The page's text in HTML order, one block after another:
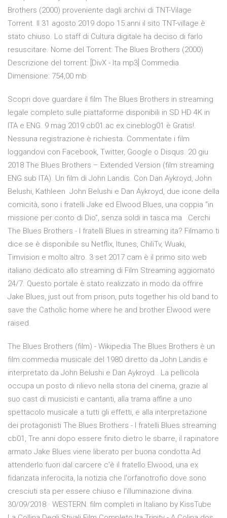
Brothers (2000) proveniente dagli archivi di TNT-Vilage
Torrent. Il 31 agosto 2019 dopo 15 anni il sito TNT-village è
stato chiuso. Lo staff di Cultura digitale ha deciso di farlo
resuscitare. Nome del Torrent: The Blues Brothers (2000)
Descrizione del torrent: [DivX - Ita mp3] Commedia.
Dimensione: 754,00 mb
Scopri dove guardare il film The Blues Brothers in streaming
legale completo sulle piattaforme disponibili in SD HD 4K in
ITA e ENG. 9 mag 2019 cb01.ac ex cineblog01 è Gratis!.
Nessuna registrazione è richiesta. Commentate i film
loggandovi con Facebook, Twitter, Google o Disqus. 20 giu
2018 The Blues Brothers – Extended Version (film streaming
ENG sub ITA). Un film di John Landis. Con Dan Aykroyd, John
Belushi, Kathleen John Belushi e Dan Aykroyd, due icone della
comicità, sono i fratelli Jake ed Elwood Blues, una coppia “in
missione per conto di Dio”, senza soldi in tasca ma Cerchi
The Blues Brothers - I fratelli Blues in streaming ita? Filmamo ti
dice se è disponibile su Netflix, Itunes, ChiliTv, Wuaki,
Timvision e molto altro. 3 set 2017 cam è il primo sito web
italiano dedicato allo streaming di Film Streaming aggiornato
24/7. Questo portale è stato realizzato in modo da offrire
Jake Blues, just out from prison, puts together his old band to
save the Catholic home where he and brother Elwood were
raised.
The Blues Brothers (film) - Wikipedia The Blues Brothers è un
film commedia musicale del 1980 diretto da John Landis e
interpretato da John Belushi e Dan Aykroyd.. La pellicola
occupa un posto di rilievo nella storia del cinema, grazie al
suo cast di musicisti e cantanti, alla trama affine a uno
spettacolo musicale a tutti gli effetti, e alla interpretazione
dei protagonisti The Blues Brothers - I fratelli Blues streaming
cb01, Tre anni dopo essere finito dietro le sbarre, il rapinatore
armato Jake Blues viene liberato per buona condotta.Ad
attenderlo fuori dal carcere c'è il fratello Elwood, una ex
fidanzata inferocita, la notizia che l'orfanotrofio dove sono
cresciuti sta per essere chiuso e l'illuminazione divina.
30/09/2018 · WESTERN: film completi in Italiano by KissTube